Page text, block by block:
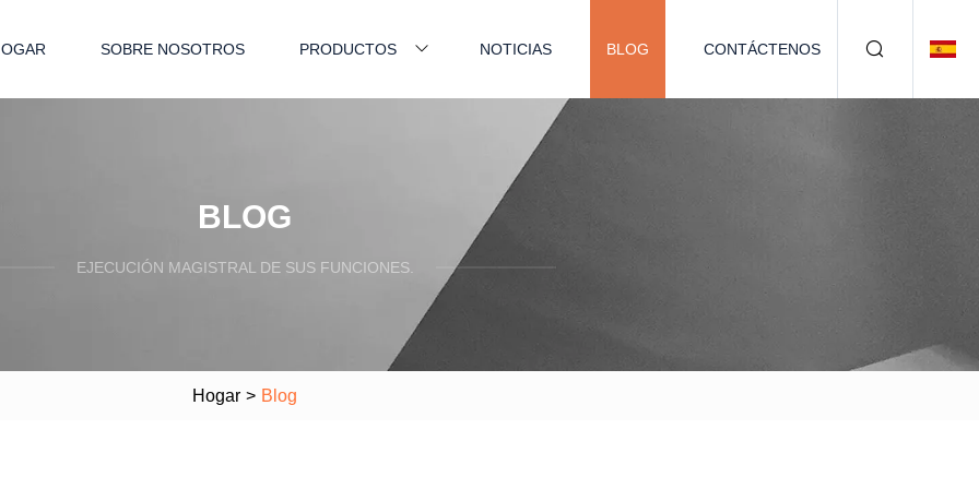
SOBRE NOSOTROS PRODUCTOS NOTICIAS BLOG CONTÁCTENOS
BLOG
EJECUCIÓN MAGISTRAL DE SUS FUNCIONES.
Hogar > Blog